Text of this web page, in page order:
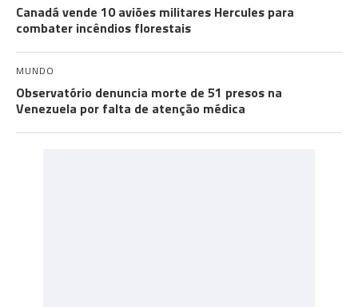
Canadá vende 10 aviões militares Hercules para
combater incêndios florestais
MUNDO
Observatório denuncia morte de 51 presos na
Venezuela por falta de atenção médica